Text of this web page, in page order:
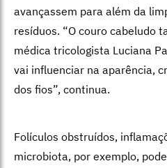
avançassem para além da
resíduos. “O couro cabeludo
médica tricologista Luciana
vai influenciar na aparência,
dos fios”, continua.
Folículos obstruídos,
microbiota, por exemplo,